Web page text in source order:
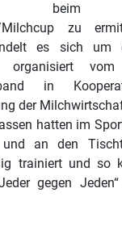
beim
Milchcup zu
es sich um
organisiert vom
in
der
hatten im
an den
trainiert und so
gegen